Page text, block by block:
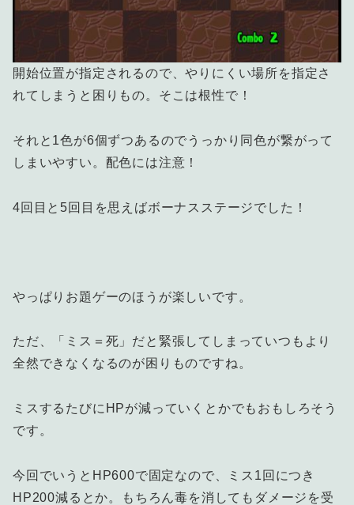
開始位置が指定されるので、やりにくい場所を指定さ
れてしまうと困りもの。そこは根性で！
それと1色が6個ずつあるのでうっかり同色が繋がって
しまいやすい。配色には注意！
4回目と5回目を思えばボーナスステージでした！
やっぱりお題ゲーのほうが楽しいです。
ただ、「ミス＝死」だと緊張してしまっていつもより
全然できなくなるのが困りものですね。
ミスするたびにHPが減っていくとかでもおもしろそう
です。
今回でいうとHP600で固定なので、ミス1回につき
HP200減るとか。もちろん毒を消してもダメージを受